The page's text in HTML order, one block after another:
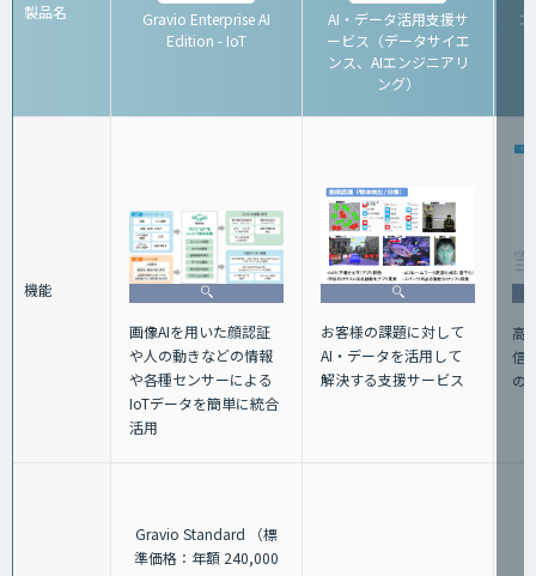
製品名
Gravio Enterprise AI
Edition - IoT
AI・データ活用支援サ
ービス（データサイエ
ンス、AIエンジニアリ
ング）
機能
画像AIを用いた顔認証
や人の動きなどの情報
や各種センサーによる
IoTデータを簡単に統合
活用
お客様の課題に対して
AI・データを活用して
解決する支援サービス
高
信
の
Gravio Standard （標
準価格：年額 240,000